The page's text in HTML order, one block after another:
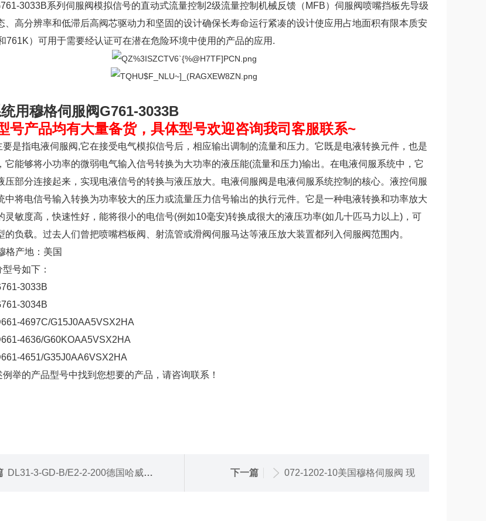
3033B系列伺服阀模拟信号的直动式流量控制2级流量控制机械反馈（MFB）伺服阀喷嘴挡板先导级
、高分辨率和低滞后高阀芯驱动力和坚固的设计确保长寿命运行紧凑的设计使应用占地面积有限本质安
761K）可用于需要经认证可在潜在危险环境中使用的产品的应用.
用穆格伺服阀G761-3033B
号产品均有大量备货，具体型号欢迎咨询我司客服联系~
是指电液伺服阀,它在接受电气模拟信号后，相应输出调制的流量和压力。它既是电液转换元件，也是
它能够将小功率的微弱电气输入信号转换为大功率的液压能(流量和压力)输出。在电液伺服系统中，它
压部分连接起来，实现电液信号的转换与液压放大。电液伺服阀是电液伺服系统控制的核心。液控伺服
中将电信号输入转换为功率较大的压力或流量压力信号输出的执行元件。它是一种电液转换和功率放大
灵敏度高，快速性好，能将很小的电信号(例如10毫安)转换成很大的液压功率(如几十匹马力以上)，可
的负载。过去人们曾把喷嘴档板阀、射流管或滑阀伺服马达等液压放大装置都列入伺服阀范围内。
格产地：美国
号如下：
3033B
3034B
4697C/G15J0AA5VSX2HA
4636/G60KOAA5VSX2HA
4651/G35J0AA6VSX2HA
举的产品型号中找到您想要的产品，请咨询联系！
DL31-3-GD-B/E2-2-200德国哈威换向阀组DL31-3系列现货 下一篇 072-1202-10美国穆格伺服阀 现